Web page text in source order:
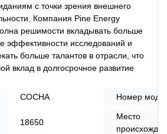
с точки зрения внешнего
Компания Pine Energy
решимости вкладывать больше
эффективности исследований и
больше талантов в отрасли, что
вклад в долгосрочное развитие
СОСНА Номер
18650
Место